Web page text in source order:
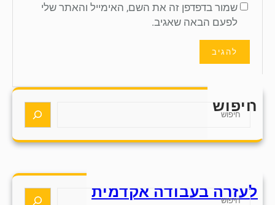
שמור בדפדפן זה את השם, האימייל והאתר שלי
לפעם הבאה שאגיב.
חיפוש
S
a
h
לעזרה בעבודה אקדמית
S